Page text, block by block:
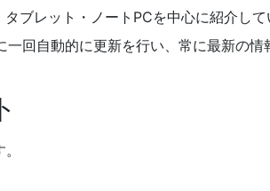
ブレット・ノートPCを中心に紹介して
回自動的に更新を行い、常に最新の